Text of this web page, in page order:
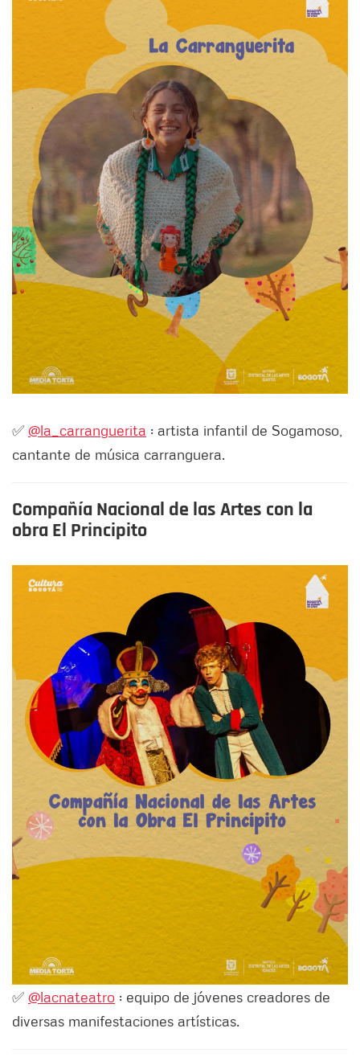
✅ @la_carranguerita : artista infantil de Sogamoso,
cantante de música carranguera.
Compañía Nacional de las Artes con la
obra El Principito
✅ @lacnateatro : equipo de jóvenes creadores de
diversas manifestaciones artísticas.